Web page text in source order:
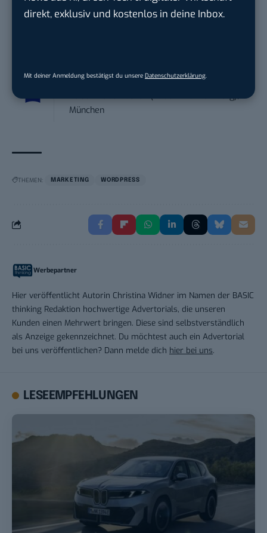
direkt, exklusiv und kostenlos in deine Inbox.
Mit deiner Anmeldung bestätigst du unsere Datenschutzerklärung.
Marketing
Endpoint Security Engineer – OT (f/m/x)
München
THEMEN: MARKETING WORDPRESS
Werbepartner
Hier veröffentlicht Autorin Christina Widner im Namen der BASIC
thinking Redaktion hochwertige Advertorials, die unseren
Kunden einen Mehrwert bringen. Diese sind selbstverständlich
als Anzeige gekennzeichnet. Du möchtest auch ein Advertorial
bei uns veröffentlichen? Dann melde dich hier bei uns.
LESEEMPFEHLUNGEN